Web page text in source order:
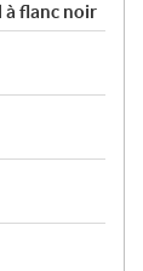
à flanc noir